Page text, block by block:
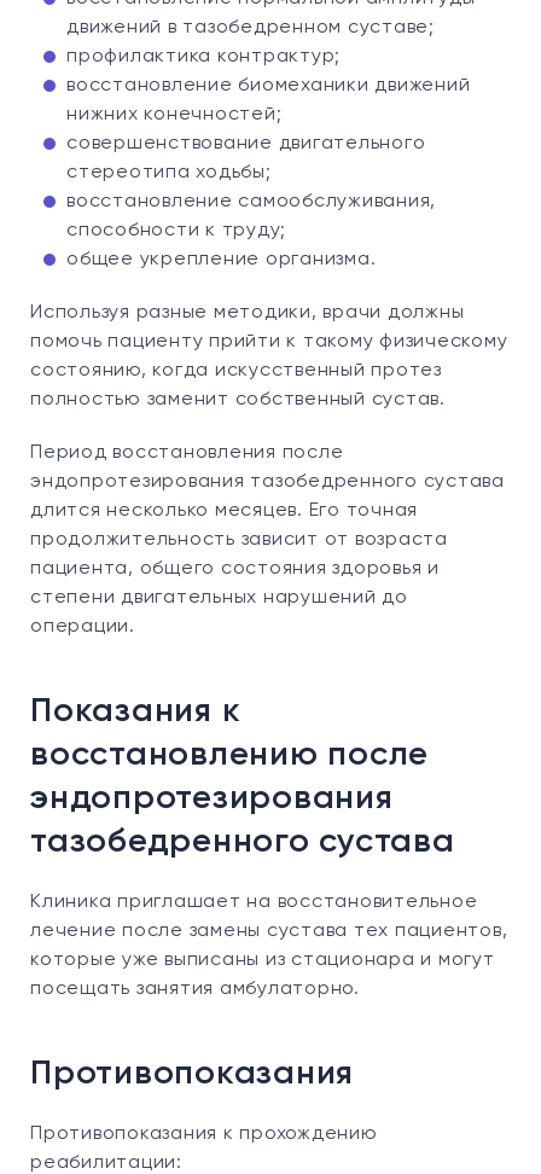
движений в тазобедренном суставе;
профилактика контрактур;
восстановление биомеханики движений
нижних конечностей;
совершенствование двигательного
стереотипа ходьбы;
восстановление самообслуживания,
способности к труду;
общее укрепление организма.
Используя разные методики, врачи должны
помочь пациенту прийти к такому физическому
состоянию, когда искусственный протез
полностью заменит собственный сустав.
Период восстановления после
эндопротезирования тазобедренного сустава
длится несколько месяцев. Его точная
продолжительность зависит от возраста
пациента, общего состояния здоровья и
степени двигательных нарушений до
операции.
Показания к
восстановлению после
эндопротезирования
тазобедренного сустава
Клиника приглашает на восстановительное
лечение после замены сустава тех пациентов,
которые уже выписаны из стационара и могут
посещать занятия амбулаторно.
Противопоказания
Противопоказания к прохождению
реабилитации: